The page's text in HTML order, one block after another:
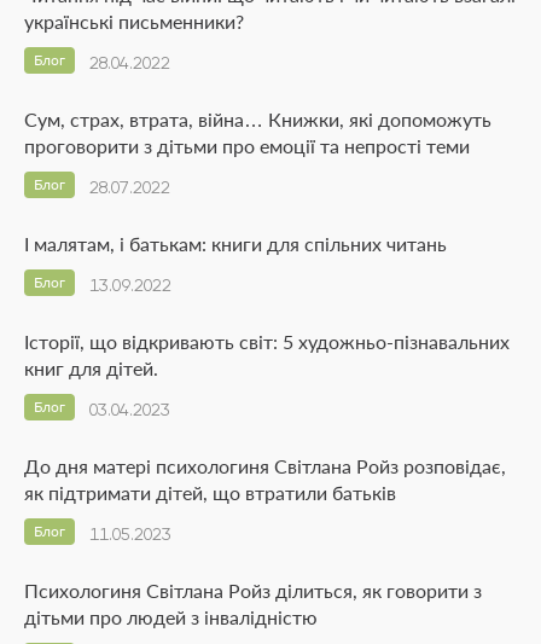
українські письменники?
28.04.2022
Блог
Сум, страх, втрата, війна… Книжки, які допоможуть
проговорити з дітьми про емоції та непрості теми
28.07.2022
Блог
І малятам, і батькам: книги для спільних читань
13.09.2022
Блог
Історії, що відкривають світ: 5 художньо-пізнавальних
книг для дітей.
03.04.2023
Блог
До дня матері психологиня Світлана Ройз розповідає,
як підтримати дітей, що втратили батьків
11.05.2023
Блог
Психологиня Світлана Ройз ділиться, як говорити з
дітьми про людей з інвалідністю